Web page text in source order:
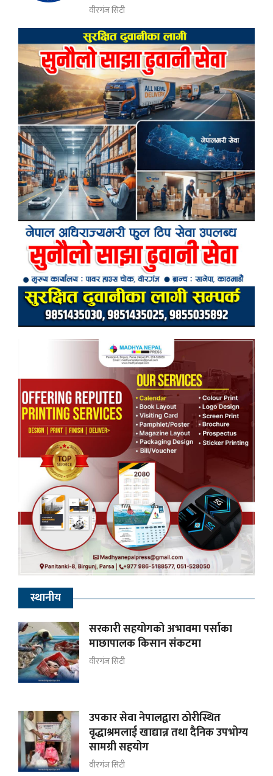
वीरगंज सिटी
स्थानीय
सरकारी सहयोगको अभावमा पर्साका
माछापालक किसान संकटमा
वीरगंज सिटी
उपकार सेवा नेपालद्वारा ठोरीस्थित
वृद्धाश्रमलाई खाद्यान्न तथा दैनिक उपभोग्य
सामग्री सहयोग
वीरगंज सिटी